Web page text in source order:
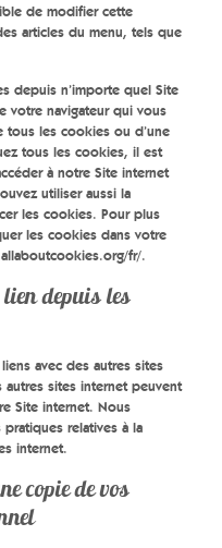
de modifier cette
articles du menu, tels que
depuis n’importe quel Site
votre navigateur qui vous
tous les cookies ou d’une
tous les cookies, il est
à notre Site internet
utiliser aussi la
les cookies. Pour plus
les cookies dans votre
fr/.
depuis les
avec des autres sites
sites internet peuvent
Site internet. Nous
pratiques relatives à la
internet.
copie de vos